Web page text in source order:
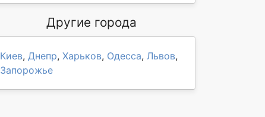
Другие города
Киев, Днепр, Харьков, Одесса, Львов,
Запорожье